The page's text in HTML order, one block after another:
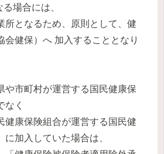
場合には、
所となるため、原則として、健
会健保）へ 加入することとなり
や市町村が運営する国民健康保
なく
健康保険組合が運営する国民健
加入していた場合は、